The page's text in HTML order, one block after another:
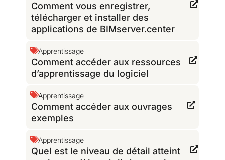
Comment vous enregistrer,
télécharger et installer des
applications de BIMserver.center
Apprentissage
Comment accéder aux ressources
d’apprentissage du logiciel
Apprentissage
Comment accéder aux ouvrages
exemples
Apprentissage
Quel est le niveau de détail atteint